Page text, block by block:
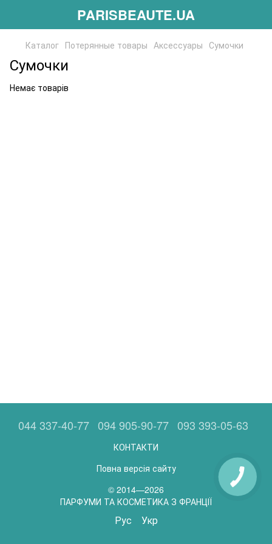
PARISBEAUTE.UA
Каталог Потерянные товары Аксессуары Сумочки
Сумочки
Немає товарів
044 337-40-77 094 905-90-77 093 393-05-63
КОНТАКТИ
Повна версія сайту
© 2014—2026
ПАРФУМИ ТА КОСМЕТИКА З ФРАНЦІЇ
Рус Укр